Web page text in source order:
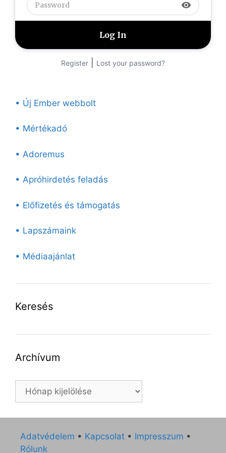
visibility
Register Lost your password?
• Új Ember webbolt
• Mértékadó
• Adoremus
• Apróhirdetés feladás
• Előfizetés és támogatás
• Lapszámaink
• Médiaajánlat
Keresés
Archívum
Archívum
Adatvédelem • Kapcsolat • Impresszum •
Rólunk